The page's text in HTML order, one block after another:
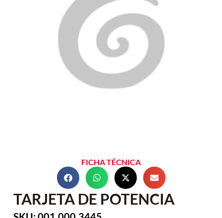
FICHA TÉCNICA
TARJETA DE POTENCIA